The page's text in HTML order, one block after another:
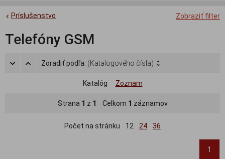
Zobraziť filter
Príslušenstvo
Telefóny GSM
Zoradiť podľa: (Katalogového čísla)
Katalóg Zoznam
Strana 1 z 1 Celkom 1 záznamov
Počet na stránku 12 24 36
1